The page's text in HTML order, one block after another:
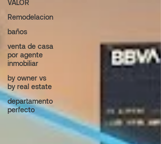
VALOR
Remodelacion
baños
venta de casa
por agente
inmobiliar
by owner vs
by real estate
departamento
perfecto